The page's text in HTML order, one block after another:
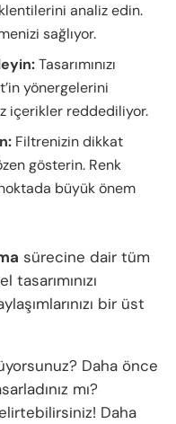
analiz edin.
sağlıyor.
Tasarımınızı
yönergelerini
içerikler reddediliyor.
Filtrenizin dikkat
gösterin. Renk
büyük önem
sürecine dair tüm
bir üst
Daha önce
mı?
Daha